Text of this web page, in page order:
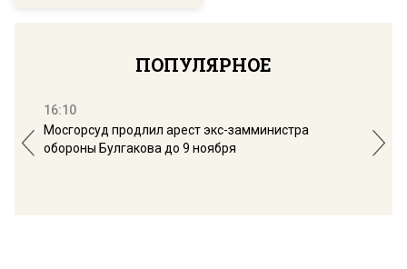
ПОПУЛЯРНОЕ
16:10
Мосгорсуд продлил арест экс-замминистра
обороны Булгакова до 9 ноября